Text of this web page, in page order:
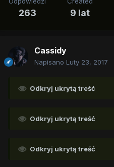
263 9 lat
Cassidy
Napisano Luty 23, 2017
Odkryj ukrytą treść
Odkryj ukrytą treść
Odkryj ukrytą treść